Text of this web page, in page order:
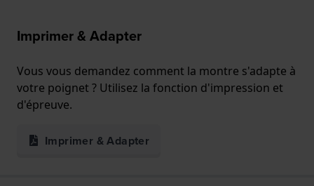
Imprimer & Adapter
Vous vous demandez comment la montre s'adapte à
votre poignet ? Utilisez la fonction d'impression et
d'épreuve.
Imprimer & Adapter